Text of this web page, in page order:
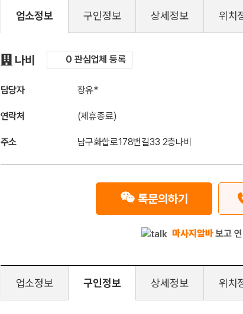
업소정보 구인정보 상세정보 위치
나비 구인정보0 관심업체 등록
담당자 장유*
연락처 (제휴종료)
주소 남구화합로178번길33 2층나비
톡문의하기
마사지알바보고 연
업소정보 구인정보 상세정보 위치